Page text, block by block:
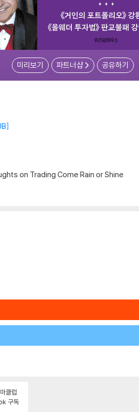
미리보기 파트너샵 공유하기
on Trading Come Rain or Shine
클럽
구독